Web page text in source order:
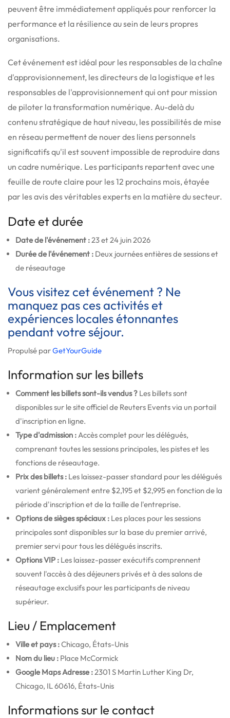
peuvent être immédiatement appliqués pour renforcer la
performance et la résilience au sein de leurs propres
organisations.
Cet événement est idéal pour les responsables de la chaîne
d'approvisionnement, les directeurs de la logistique et les
responsables de l'approvisionnement qui ont pour mission
de piloter la transformation numérique. Au-delà du
contenu stratégique de haut niveau, les possibilités de mise
en réseau permettent de nouer des liens personnels
significatifs qu'il est souvent impossible de reproduire dans
un cadre numérique. Les participants repartent avec une
feuille de route claire pour les 12 prochains mois, étayée
par les avis des véritables experts en la matière du secteur.
Date et durée
Date de l'événement :23 et 24 juin 2026
Durée de l'événement : Deux journées entières de sessions et
de réseautage
Vous visitez cet événement ? Ne
manquez pas ces activités et
expériences locales étonnantes
pendant votre séjour.
Propulsé parGetYourGuide
Information sur les billets
Comment les billets sont-ils vendus ? Les billets sont
disponibles sur le site officiel de Reuters Events via un portail
d'inscription en ligne.
Type d'admission : Accès complet pour les délégués,
comprenant toutes les sessions principales, les pistes et les
fonctions de réseautage.
Prix des billets : Les laissez-passer standard pour les délégués
varient généralement entre $2,195 et $2,995 en fonction de la
période d'inscription et de la taille de l'entreprise.
Options de sièges spéciaux : Les places pour les sessions
principales sont disponibles sur la base du premier arrivé,
premier servi pour tous les délégués inscrits.
Options VIP : Les laissez-passer exécutifs comprennent
souvent l'accès à des déjeuners privés et à des salons de
réseautage exclusifs pour les participants de niveau
supérieur.
Lieu / Emplacement
Ville et pays :Chicago, États-Unis
Nom du lieu : Place McCormick
Google Maps Adresse :2301 S Martin Luther King Dr,
Chicago, IL 60616, États-Unis
Informations sur le contact